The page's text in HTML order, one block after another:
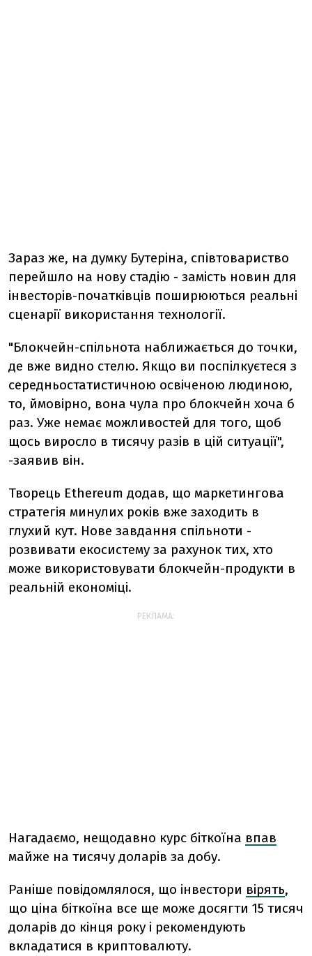
Зараз же, на думку Бутеріна, співтовариство
перейшло на нову стадію - замість новин для
інвесторів-початківців поширюються реальні
сценарії використання технології.
"Блокчейн-спільнота наближається до точки,
де вже видно стелю. Якщо ви поспілкуєтеся з
середньостатистичною освіченою людиною,
то, ймовірно, вона чула про блокчейн хоча б
раз. Уже немає можливостей для того, щоб
щось виросло в тисячу разів в цій ситуації",
-заявив він.
Творець Ethereum додав, що маркетингова
стратегія минулих років вже заходить в
глухий кут. Нове завдання спільноти -
розвивати екосистему за рахунок тих, хто
може використовувати блокчейн-продукти в
реальній економіці.
РЕКЛАМА:
Нагадаємо, нещодавно курс біткоїна впав
майже на тисячу доларів за добу.
Раніше повідомлялося, що інвестори вірять,
що ціна біткоїна все ще може досягти 15 тисяч
доларів до кінця року і рекомендують
вкладатися в криптовалюту.